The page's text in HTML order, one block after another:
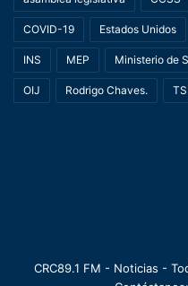
COVID-19 Estados Unidos
INS MEP Ministerio de
OIJ Rodrigo Chaves.
CRC89.1 FM - Noticias -